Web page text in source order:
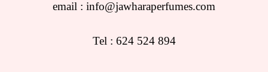
email : info@jawharaperfumes.com
Tel : 624 524 894